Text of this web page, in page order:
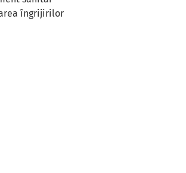
îngrijirilor